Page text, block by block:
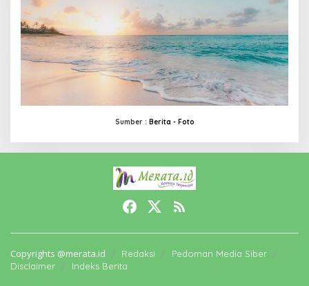
Sumber : Berita - Foto
Copyrights @merata.id Redaksi
Pedoman Media Siber
Disclaimer
Indeks Berita